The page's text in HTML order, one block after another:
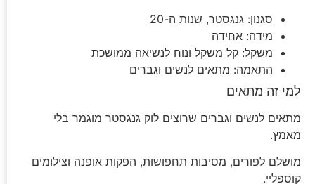
סגנון: גנגסטר, שנות ה-20
מידה: אחידה
משקל: קל משקל ונוח לנשיאה ממושכת
התאמה: מתאים לנשים וגברים
למי זה מתאים
מתאים לנשים וגברים שרוצים לוק גנגסטר מוגמר בלי
מאמץ.
מושלם לפורים, מסיבות תחפושות, הפקות אופנה וצילומים
קוספליי.